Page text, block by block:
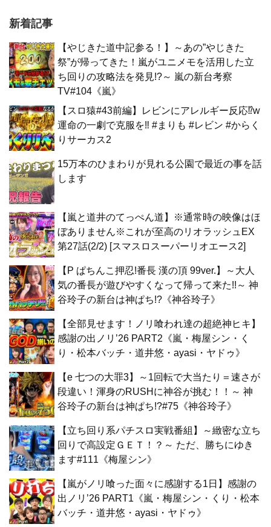
新着記事
【やじきた道中記参る！】～あの”やじきた
祭”が帰ってきた！嵐がユニメモを活用した立
ち回りの攻略法を発見!?～ 嵐の新台考察
TV#104《嵐》
【スロ猿#43前編】レビンにアレルギー反応⁉w
運命の一劇で克服を‼ #まりも #レビン #からく
りサーカス2
15万本のひまわりが見れる公園で最近の事を話
します
【嵐と道井のてっぺん道】※通常時の映像はほ
ぼありません※これが至高のリオラッシュEX
第27話(2/2) [スマスロスーパーリオエース2]
【P ぱちんこ押忍!番長 漢の頂 99ver.】～大人
気の番長が遊びやすくなって帰って来た!!～ 神
谷玲子の新台は神ぱち!?《神谷玲子》
【全部見せます！ノリ喰われ達の超絶神ヒキ】
感謝の出ノリ’26 PART2《嵐・梅屋シン・く
り・松本バッチ・道井悠・ayasi・ヤドゥ》
【e 七つの大罪3】～1回転で大当たり＝速さが
段違い！渾身のRUSHに神谷が挑む！！～ 神
谷玲子の新台は神ぱち!?#75《神谷玲子》
【立ち回り系パチスロ実戦番組】～緻密な立ち
回りで高設定ＧＥＴ！？～ ただ、勝ちにゆき
ます#111《梅屋シン》
【嵐がノリ喰った面々に感謝する1日】感謝の
出ノリ’26 PART1《嵐・梅屋シン・くり・松本
バッチ・道井悠・ayasi・ヤドゥ》